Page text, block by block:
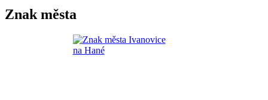
Znak města